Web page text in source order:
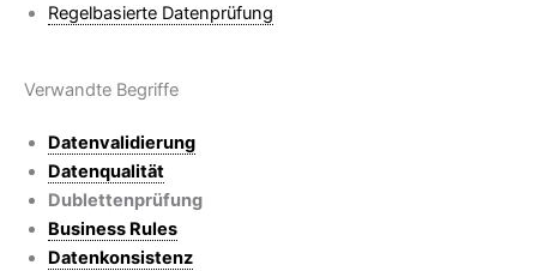
Regelbasierte Datenprüfung
Verwandte Begriffe
Datenvalidierung
Datenqualität
Dublettenprüfung
Business Rules
Datenkonsistenz